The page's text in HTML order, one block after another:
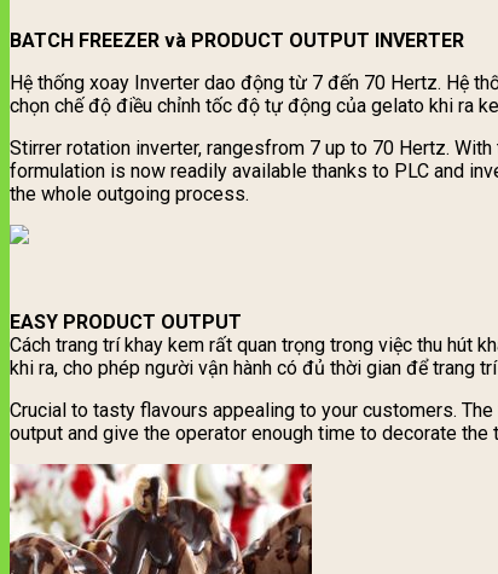
BATCH FREEZER và PRODUCT OUTPUT INVERTER
Hệ thống xoay Inverter dao động từ 7 đến 70 Hertz. Hệ
chọn chế độ điều chỉnh tốc độ tự động của gelato khi ra
Stirrer rotation inverter, rangesfrom 7 up to 70 Hertz.
formulation is now readily available thanks to PLC and
the whole outgoing process.
EASY PRODUCT OUTPUT
Cách trang trí khay kem rất quan trọng trong việc thu hút
khi ra, cho phép người vận hành có đủ thời gian để trang
Crucial to tasty flavours appealing to your customers.
output and give the operator enough time to decorate the